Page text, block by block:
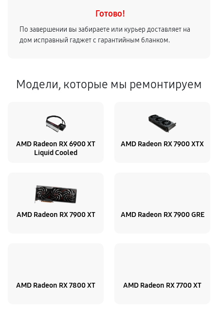
Готово!
По завершении вы забираете или курьер доставляет на
дом исправный гаджет с гарантийным бланком.
Модели, которые мы ремонтируем
AMD Radeon RX 6900 XT
Liquid Cooled
AMD Radeon RX 7900 XTX
AMD Radeon RX 7900 XT AMD Radeon RX 7900 GRE
AMD Radeon RX 7800 XT AMD Radeon RX 7700 XT